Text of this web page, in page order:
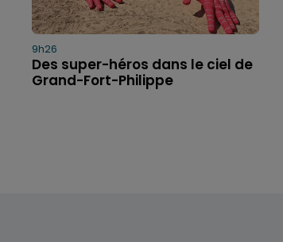
9h26
Des super-héros dans le ciel de
Grand-Fort-Philippe